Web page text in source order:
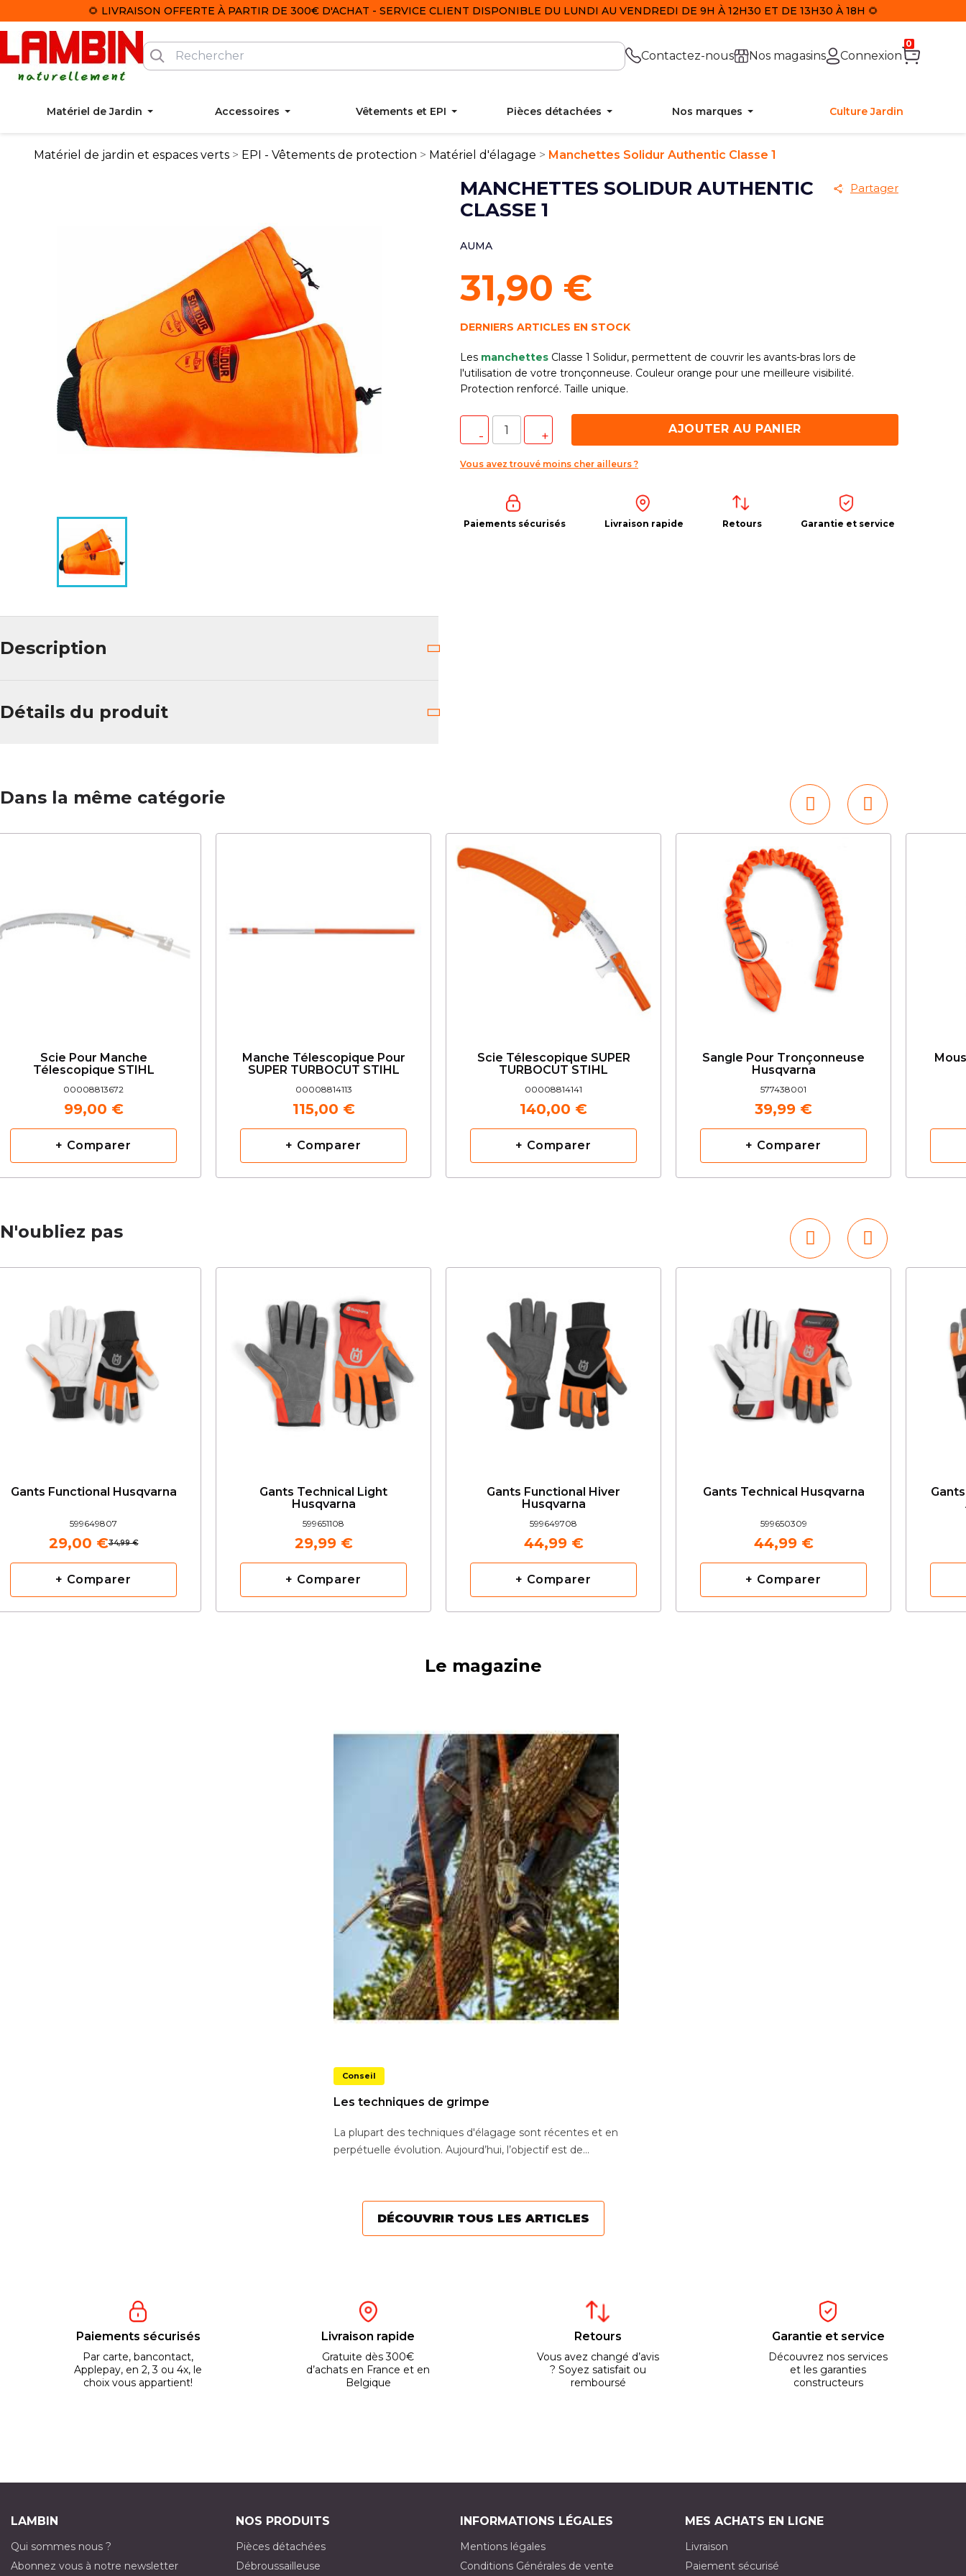
🌻 LIVRAISON OFFERTE À PARTIR DE 300€ D'ACHAT - SERVICE CLIENT DISPONIBLE DU LUNDI AU VENDREDI DE 9H À 12H30 ET DE 13H30 À 18H 🌻
Contactez-nous Nos magasins Connexion
0
Matériel de Jardin Accessoires Vêtements et EPI Pièces détachées Nos marques Culture Jardin
Matériel de jardin et espaces verts EPI - Vêtements de protection Matériel d'élagage Manchettes Solidur Authentic Classe 1
MANCHETTES SOLIDUR AUTHENTIC
CLASSE 1
Partager
AUMA
31,90 €
DERNIERS ARTICLES EN STOCK
Les manchettes Classe 1 Solidur, permettent de couvrir les avants-bras lors de
l'utilisation de votre tronçonneuse. Couleur orange pour une meilleure visibilité.
Protection renforcé. Taille unique.
AJOUTER AU PANIER
Vous avez trouvé moins cher ailleurs ?
Paiements sécurisés Livraison rapide Retours Garantie et service
Description
Détails du produit
Dans la même catégorie
Scie Pour Manche
Télescopique STIHL
00008813672
99,00 €
+ Comparer
Manche Télescopique Pour
SUPER TURBOCUT STIHL
00008814113
115,00 €
+ Comparer
Scie Télescopique SUPER
TURBOCUT STIHL
00008814141
140,00 €
+ Comparer
Sangle Pour Tronçonneuse
Husqvarna
577438001
39,99 €
+ Comparer
N'oubliez pas
Gants Functional Husqvarna
599649807
34,99 €
29,00 €
+ Comparer
Gants Technical Light
Husqvarna
599651108
29,99 €
+ Comparer
Gants Functional Hiver
Husqvarna
599649708
44,99 €
+ Comparer
Gants Technical Husqvarna
599650309
44,99 €
+ Comparer
Le magazine
Conseil
Les techniques de grimpe
La plupart des techniques d'élagage sont récentes et en
perpétuelle évolution. Aujourd’hui, l’objectif est de...
DÉCOUVRIR TOUS LES ARTICLES
Paiements sécurisés
Par carte, bancontact,
Applepay, en 2, 3 ou 4x, le
choix vous appartient!
Livraison rapide
Gratuite dès 300€
d’achats en France et en
Belgique
Retours
Vous avez changé d’avis
? Soyez satisfait ou
remboursé
Garantie et service
Découvrez nos services
et les garanties
constructeurs
LAMBIN
Qui sommes nous ?
Abonnez vous à notre newsletter
NOS PRODUITS
Pièces détachées
Débroussailleuse
INFORMATIONS LÉGALES
Mentions légales
Conditions Générales de vente
MES ACHATS EN LIGNE
Livraison
Paiement sécurisé